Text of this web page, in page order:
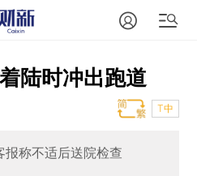
陆时冲出跑道
T中
称不适后送院检查